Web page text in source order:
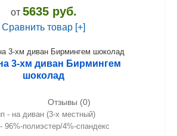
от 5635 руб.
Сравнить товар [+]
3-хм диван Бирмингем
шоколад
Отзывы (0)
- на диван (3-х местный)
96%-полиэстер/4%-спандекс